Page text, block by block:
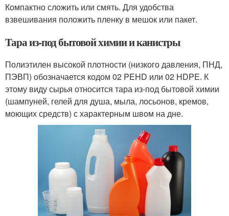
Компактно сложить или смять. Для удобства
взвешивания положить пленку в мешок или пакет.
Тара из-под бытовой химии и канистры
Полиэтилен высокой плотности (низкого давления, ПНД,
ПЭВП) обозначается кодом 02 PEHD или 02 HDPE. К
этому виду сырья относится тара из-под бытовой химии
(шампуней, гелей для душа, мыла, лосьонов, кремов,
моющих средств) с характерным швом на дне.